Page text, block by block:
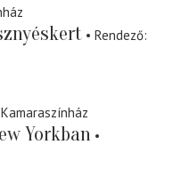
Rendező
Yorkban